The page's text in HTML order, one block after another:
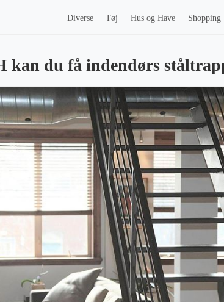
Diverse Tøj Hus og Have Shopping
kan du få indendørs